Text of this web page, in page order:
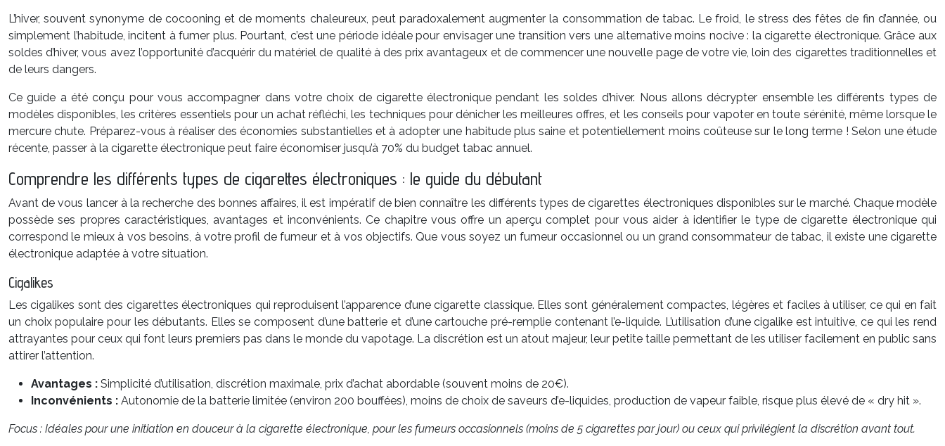
L’hiver, souvent synonyme de cocooning et de moments chaleureux, peut paradoxalement augmenter la consommation de tabac. Le froid, le stress des fêtes de fin d’année, ou
simplement l’habitude, incitent à fumer plus. Pourtant, c’est une période idéale pour envisager une transition vers une alternative moins nocive : la cigarette électronique. Grâce aux
soldes d’hiver, vous avez l’opportunité d’acquérir du matériel de qualité à des prix avantageux et de commencer une nouvelle page de votre vie, loin des cigarettes traditionnelles et
de leurs dangers.
Ce guide a été conçu pour vous accompagner dans votre choix de cigarette électronique pendant les soldes d’hiver. Nous allons décrypter ensemble les différents types de
modèles disponibles, les critères essentiels pour un achat réfléchi, les techniques pour dénicher les meilleures offres, et les conseils pour vapoter en toute sérénité, même lorsque le
mercure chute. Préparez-vous à réaliser des économies substantielles et à adopter une habitude plus saine et potentiellement moins coûteuse sur le long terme ! Selon une étude
récente, passer à la cigarette électronique peut faire économiser jusqu’à 70% du budget tabac annuel.
Comprendre les différents types de cigarettes électroniques : le guide du débutant
Avant de vous lancer à la recherche des bonnes affaires, il est impératif de bien connaître les différents types de cigarettes électroniques disponibles sur le marché. Chaque modèle
possède ses propres caractéristiques, avantages et inconvénients. Ce chapitre vous offre un aperçu complet pour vous aider à identifier le type de cigarette électronique qui
correspond le mieux à vos besoins, à votre profil de fumeur et à vos objectifs. Que vous soyez un fumeur occasionnel ou un grand consommateur de tabac, il existe une cigarette
électronique adaptée à votre situation.
Cigalikes
Les cigalikes sont des cigarettes électroniques qui reproduisent l’apparence d’une cigarette classique. Elles sont généralement compactes, légères et faciles à utiliser, ce qui en fait
un choix populaire pour les débutants. Elles se composent d’une batterie et d’une cartouche pré-remplie contenant l’e-liquide. L’utilisation d’une cigalike est intuitive, ce qui les rend
attrayantes pour ceux qui font leurs premiers pas dans le monde du vapotage. La discrétion est un atout majeur, leur petite taille permettant de les utiliser facilement en public sans
attirer l’attention.
Avantages : Simplicité d’utilisation, discrétion maximale, prix d’achat abordable (souvent moins de 20€).
Inconvénients : Autonomie de la batterie limitée (environ 200 bouffées), moins de choix de saveurs d’e-liquides, production de vapeur faible, risque plus élevé de « dry hit ».
Focus : Idéales pour une initiation en douceur à la cigarette électronique, pour les fumeurs occasionnels (moins de 5 cigarettes par jour) ou ceux qui privilégient la discrétion avant tout.